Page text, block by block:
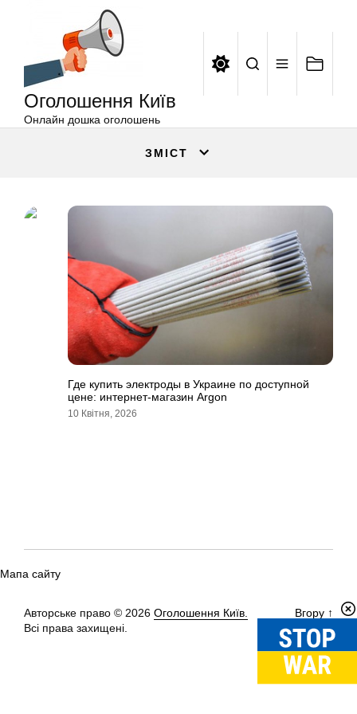
Оголошення Київ
Онлайн дошка оголошень
ЗМІСТ
Где купить электроды в Украине по доступной
цене: интернет-магазин Аrgon
10 Квітня, 2026
Мапа сайту
Авторське право © 2026 Оголошення Київ.
Всі права захищені.
Вгору ↑